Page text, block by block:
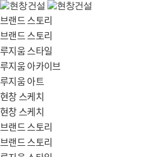
브랜드 스토리
브랜드 스토리
루지움 스타일
루지움 아카이브
루지움 아트
현창 스케치
현창 스케치
브랜드 스토리
브랜드 스토리